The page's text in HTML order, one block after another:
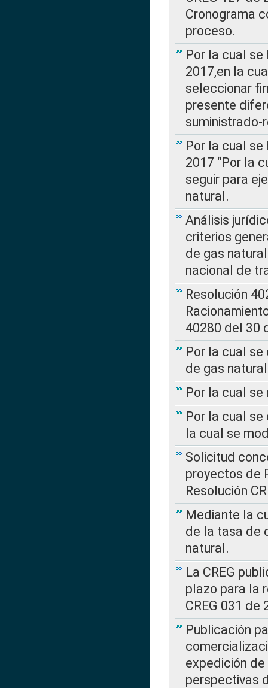
Cronograma
proceso.
Por la cual se
2017,en la
seleccionar
presente
Por la cual se
2017 “Por la
seguir para
natural.
Análisis
criterios
de gas
nacional de
Resolución
40280 del 30
Por la cual
de gas natural
Por la cual se
Por la cual se
la cual se
Solicitud
proyectos de
Resolución
Mediante la
de la tasa de
natural.
La CREG
plazo para la
CREG 031 de
Publicación
expedición de
perspectivas